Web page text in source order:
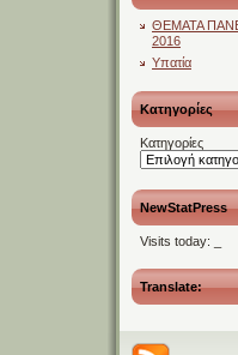
ΘΕΜΑΤΑ
2016
Υπατία
Kατηγορίες
Kατηγορίες
NewStatPress
Visits today:
Translate: